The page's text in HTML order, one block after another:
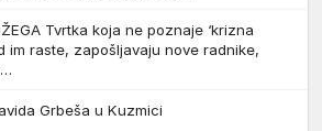
Tvrtka koja ne poznaje ‘krizna
im raste, zapošljavaju nove radnike,
Grbeša u Kuzmici